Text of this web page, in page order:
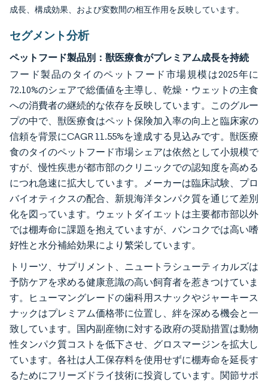
成長、構成効果、および変数間の相互作用を反映しています。
セグメント分析
ペットフード製品別：獣医療食がプレミアム成長を持続
フード製品のタイのペットフード市場規模は2025年に
72.10%のシェアで総価値を主導し、乾燥・ウェットの主食
への消費者の継続的な依存を反映しています。このグルー
プの中で、獣医療食はペット保険加入率の向上と臨床家の
信頼を背景にCAGR 11.55%を達成する見込みです。獣医療
食のタイのペットフード市場シェアは依然として小規模で
すが、慢性疾患が都市部のクリニックでの認知度を高める
につれ急速に拡大しています。メーカーは臨床試験、プロ
バイオティクスの配合、新規海洋タンパク質を通じて差別
化を図っています。ウェットダイエットは主要都市部以外
では棚寿命に課題を抱えていますが、バンコクでは高い嗜
好性と水分補給効果により繁栄しています。
トリーツ、サプリメント、ニュートラシューティカルズは
予防ケアを求める健康意識の高い飼育者を惹きつけていま
す。ヒューマングレードの歯科用スナックやジャーキース
ナックはプレミアム価格帯に位置し、絆を深める機会と一
致しています。国内副産物に対する政府の奨励措置は動物
性タンパク質コストを低下させ、グロスマージンを拡大し
ています。各社は人工保存料を使用せずに棚寿命を延長す
るためにフリーズドライ技術に投資しています。関節サポ